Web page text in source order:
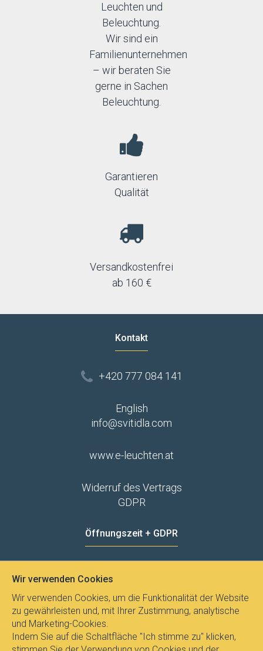
Leuchten und
Beleuchtung.
Wir sind ein
Familienunternehmen
– wir beraten Sie
gerne in Sachen
Beleuchtung.
Garantieren
Qualität
Versandkostenfrei
ab 160 €
Kontakt
+420 777 084 141
English
info@svitidla.com
www.e-leuchten.at
Widerruf des Vertrags
GDPR
Öffnungszeit + GDPR
Wir verwenden Cookies
Wir verwenden Cookies, um die Funktionalität der Website
zu gewährleisten und, mit Ihrer Zustimmung, analytische
und Marketing-Cookies.
Indem Sie auf die Schaltfläche "Ich stimme zu" klicken,